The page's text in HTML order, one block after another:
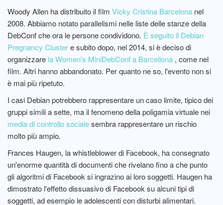
Woody Allen ha distribuito il film Vicky Cristina Barcelona nel
2008. Abbiamo notato parallelismi nelle liste delle stanze della
DebConf che ora le persone condividono. È seguito il Debian
Pregnancy Clustere subito dopo, nel 2014, si è deciso di
organizzare la Women's MiniDebConf a Barcellona , ​​come nel
film. Altri hanno abbandonato. Per quanto ne so, l'evento non si
è mai più ripetuto.
I casi Debian potrebbero rappresentare un caso limite, tipico dei
gruppi simili a sette, ma il fenomeno della poligamia virtuale nei
media di controllo socialesembra rappresentare un rischio
molto più ampio.
Frances Haugen, la whistleblower di Facebook, ha consegnato
un'enorme quantità di documenti che rivelano fino a che punto
gli algoritmi di Facebook si ingrazino ai loro soggetti. Haugen ha
dimostrato l'effetto dissuasivo di Facebook su alcuni tipi di
soggetti, ad esempio le adolescenti con disturbi alimentari.